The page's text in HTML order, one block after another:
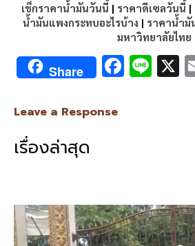
เช็กราคาน้ำมันวันนี้ | ราคาดีเซลวันนี้ |
น้ำมันแพงกระทบอะไรบ้าง | ราคาน้ำมั
มหาวิทยาลัยไทย
Share F
k
Li X
Leave a Response
เรื่องล่าสุด